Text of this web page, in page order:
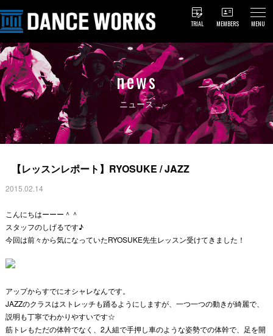
TRIAL MEMBERS MENU
news
ニュース
【レッスンレポート】RYOSUKE / JAZZ
2015.02.14
こんにちはーーー＾＾
スタッフのしげるです♪
今回は前々から気になっていたRYOSUKE先生レッスン受けてきました！
アップからすでにオシャレなんです。
JAZZのクラスはストレッチも踊るようにしますが、一つ一つの動きが綺麗で、
説明も丁寧でわかりやすいです☆
筋トレもただの体幹でなく、2人組で手押し車のような姿勢での体幹で、足を開